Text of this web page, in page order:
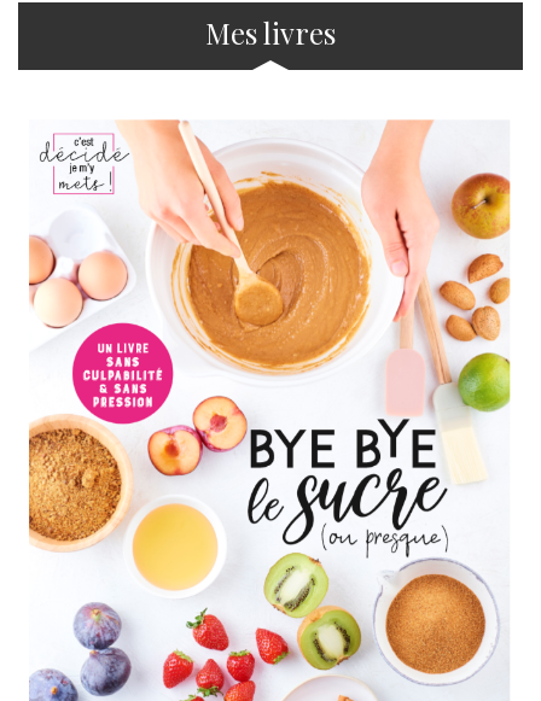
Mes livres